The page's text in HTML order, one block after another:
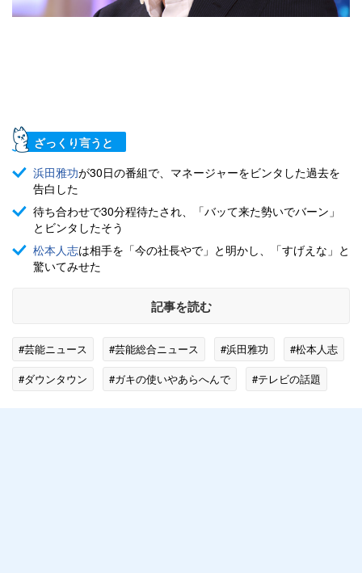
ざっくり言うと
浜田雅功が30日の番組で、マネージャーをビンタした過去を
告白した
待ち合わせで30分程待たされ、「バッて来た勢いでバーン」
とビンタしたそう
松本人志は相手を「今の社長やで」と明かし、「すげえな」と
驚いてみせた
記事を読む
#芸能ニュース #芸能総合ニュース #浜田雅功
#松本人志
#ダウンタウン
#ガキの使いやあらへんで #テレビの話題